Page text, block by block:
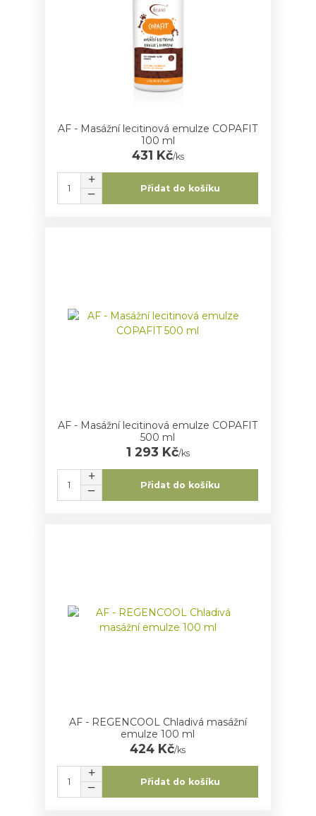
AF - Masážní lecitinová emulze COPAFIT
100 ml
431 Kč/ks
Přidat do košíku
AF - Masážní lecitinová emulze COPAFIT
500 ml
1 293 Kč/ks
Přidat do košíku
AF - REGENCOOL Chladivá masážní
emulze 100 ml
424 Kč/ks
Přidat do košíku